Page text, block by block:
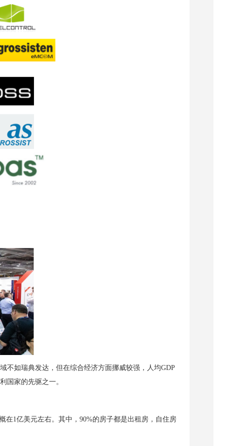
不如瑞典发达，但在综合经济方面挪威较强，人均GDP
国家的先驱之一。
在1亿美元左右。其中，90%的房子都是出租房，自住房